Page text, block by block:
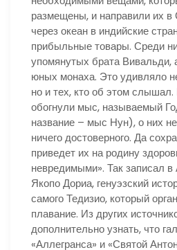
размещены, и направили их
через океан в индийские
прибыльные товары. Среди
упомянутых брата Вивальди,
юных монаха. Это удивляло
но и тех, кто об этом слышал.
обогнули мыс, называемый
название – мыс Нун), о них
ничего достоверного. Да
приведет их на родину
невредимыми». Так записал в
Якопо Дориа, генуэзский
самого Тедизио, который
плавание. Из других
дополнительно узнать, что
«Аллегранса» и «Святой